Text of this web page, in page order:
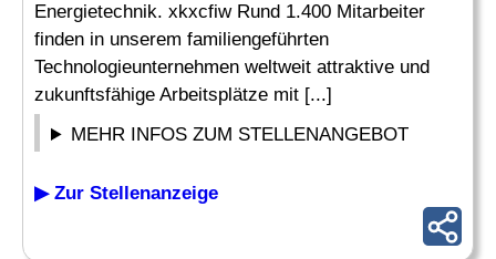
Energietechnik. xkxcfiw Rund 1.400 Mitarbeiter
finden in unserem familiengeführten
Technologieunternehmen weltweit attraktive und
zukunftsfähige Arbeitsplätze mit [...]
MEHR INFOS ZUM STELLENANGEBOT
▶ Zur Stellenanzeige